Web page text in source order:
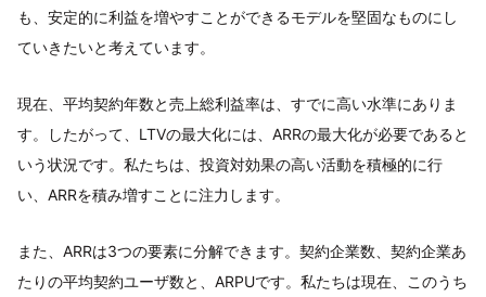
も、安定的に利益を増やすことができるモデルを堅固なものにし
ていきたいと考えています。
現在、平均契約年数と売上総利益率は、すでに高い水準にありま
す。したがって、LTVの最大化には、ARRの最大化が必要であると
いう状況です。私たちは、投資対効果の高い活動を積極的に行
い、ARRを積み増すことに注力します。
また、ARRは3つの要素に分解できます。契約企業数、契約企業あ
たりの平均契約ユーザ数と、ARPUです。私たちは現在、このうち